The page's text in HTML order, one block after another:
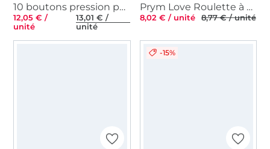
10 boutons pression pour anorak, 15 mm, couleur laiton antique
12,05 € /
unité
13,01 € /
unité
Prym Love Roulette à craie Stick ergonomic, menthe
8,02 € / unité 8,77 € / unité
-15%